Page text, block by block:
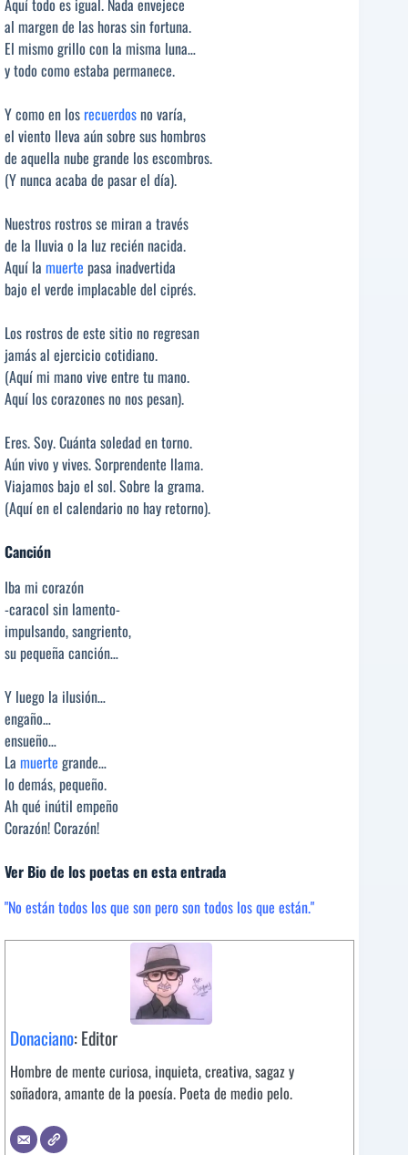
Aquí todo es igual. Nada envejece
al margen de las horas sin fortuna.
El mismo grillo con la misma luna…
y todo como estaba permanece.
Y como en los recuerdosno varía,
el viento lleva aún sobre sus hombros
de aquella nube grande los escombros.
(Y nunca acaba de pasar el día).
Nuestros rostros se miran a través
de la lluvia o la luz recién nacida.
Aquí la muerte pasa inadvertida
bajo el verde implacable del ciprés.
Los rostros de este sitio no regresan
jamás al ejercicio cotidiano.
(Aquí mi mano vive entre tu mano.
Aquí los corazones no nos pesan).
Eres. Soy. Cuánta soledad en torno.
Aún vivo y vives. Sorprendente llama.
Viajamos bajo el sol. Sobre la grama.
(Aquí en el calendario no hay retorno).
Canción
Iba mi corazón
-caracol sin lamento-
impulsando, sangriento,
su pequeña canción…
Y luego la ilusión…
engaño…
ensueño…
La muerte grande…
lo demás, pequeño.
Ah qué inútil empeño
Corazón! Corazón!
Ver Bio de los poetas en esta entrada
"No están todos los que son pero son todos los que están."
Donaciano: Editor
Hombre de mente curiosa, inquieta, creativa, sagaz y
soñadora, amante de la poesía. Poeta de medio pelo.